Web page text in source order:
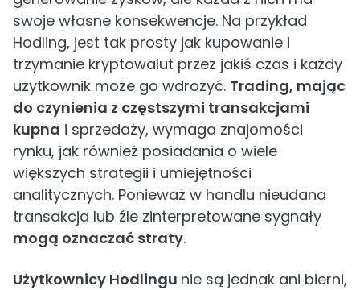
swoje własne konsekwencje. Na przykład
Hodling, jest tak prosty jak kupowanie i
trzymanie kryptowalut przez jakiś czas i każdy
użytkownik może go wdrożyć. Trading, mając
do czynienia z częstszymi transakcjami
kupna i sprzedaży, wymaga znajomości
rynku, jak również posiadania o wiele
większych strategii i umiejętności
analitycznych. Ponieważ w handlu nieudana
transakcja lub źle zinterpretowane sygnały
mogą oznaczać straty.
Użytkownicy Hodlingu nie są jednak ani bierni,